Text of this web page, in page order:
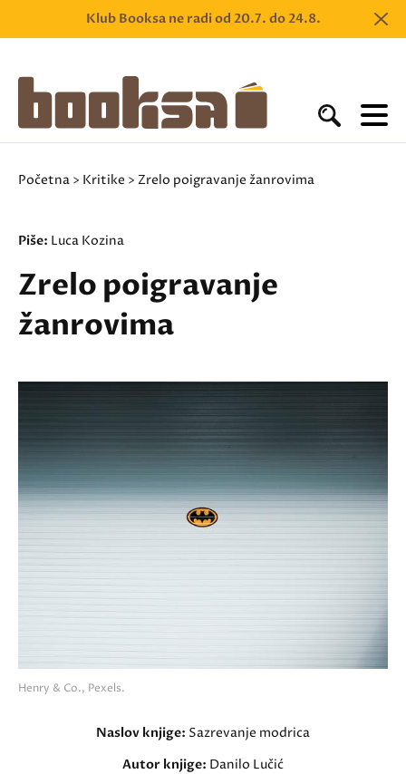
Klub Booksa ne radi od 20.7. do 24.8.
Početna > Kritike > Zrelo poigravanje žanrovima
Piše: Luca Kozina
Zrelo poigravanje
žanrovima
Henry & Co., Pexels.
Naslov knjige: Sazrevanje modrica
Autor knjige: Danilo Lučić